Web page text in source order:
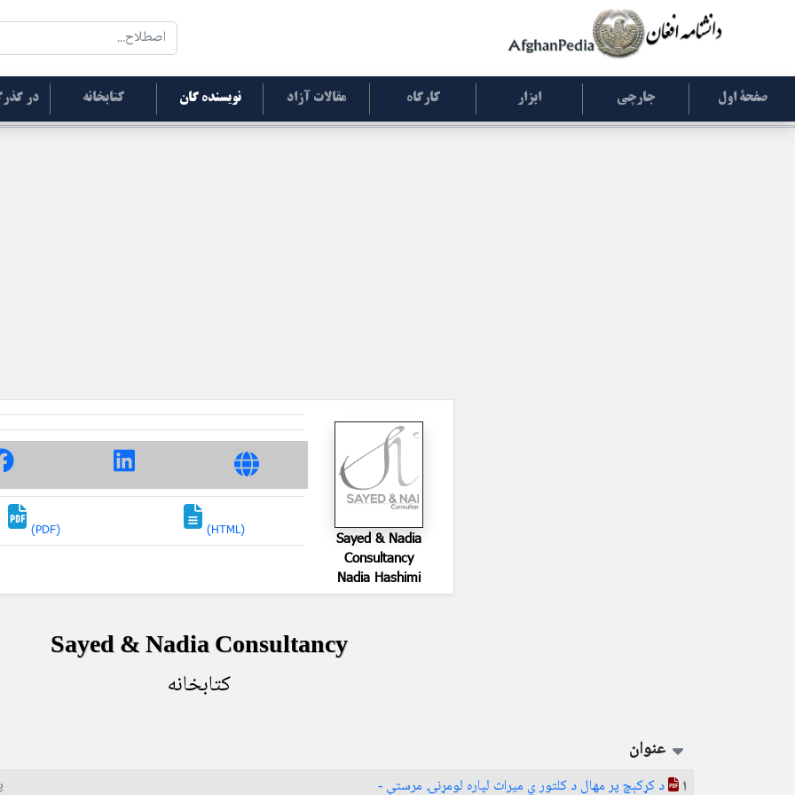
صفحۀ اول جارچی ابزار کارگاه مقالات آزاد نویسنده گان کتابخانه در
(PDF) (HTML)
Sayed & Nadia
Consultancy
Nadia Hashimi
Sayed & Nadia Consultancy
کتابخانه
عنوان
1 د کړکېچ پر مهال د کلتور ي میراث لپاره لومړنۍ مرستې -